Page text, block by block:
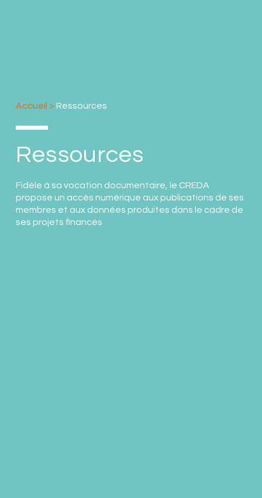
Accueil >Ressources
Ressources
Fidèle à sa vocation documentaire, le CREDA
propose un accès numérique aux publications de ses
membres et aux données produites dans le cadre de
ses projets financés